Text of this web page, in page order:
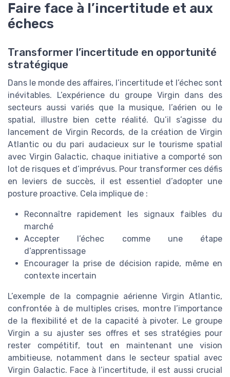
Faire face à l’incertitude et aux
échecs
Transformer l’incertitude en opportunité
stratégique
Dans le monde des affaires, l’incertitude et l’échec sont
inévitables. L’expérience du groupe Virgin dans des
secteurs aussi variés que la musique, l’aérien ou le
spatial, illustre bien cette réalité. Qu’il s’agisse du
lancement de Virgin Records, de la création de Virgin
Atlantic ou du pari audacieux sur le tourisme spatial
avec Virgin Galactic, chaque initiative a comporté son
lot de risques et d’imprévus. Pour transformer ces défis
en leviers de succès, il est essentiel d’adopter une
posture proactive. Cela implique de :
Reconnaître rapidement les signaux faibles du
marché
Accepter l’échec comme une étape
d’apprentissage
Encourager la prise de décision rapide, même en
contexte incertain
L’exemple de la compagnie aérienne Virgin Atlantic,
confrontée à de multiples crises, montre l’importance
de la flexibilité et de la capacité à pivoter. Le groupe
Virgin a su ajuster ses offres et ses stratégies pour
rester compétitif, tout en maintenant une vision
ambitieuse, notamment dans le secteur spatial avec
Virgin Galactic. Face à l’incertitude, il est aussi crucial